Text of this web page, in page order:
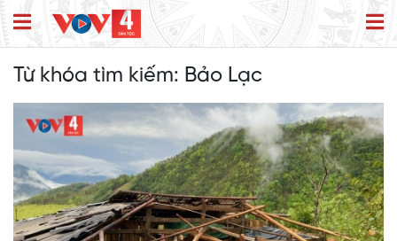
Từ khóa tìm kiếm: Bảo Lạc